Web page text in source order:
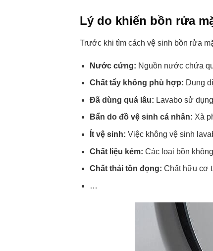
Lý do khiến bồn rửa
Trước khi tìm cách vệ sinh bồn rửa
Nước cứng: Nguồn nước chứa
Chất tẩy không phù hợp: Dung
Đã dùng quá lâu: Lavabo sử
Bẩn do đồ vệ sinh cá nhân: Xà
Ít vệ sinh:Việc không vệ sinh
Chất liệu kém:Các loại bồn
Chất thải tồn đọng:Chất hữu cơ
…